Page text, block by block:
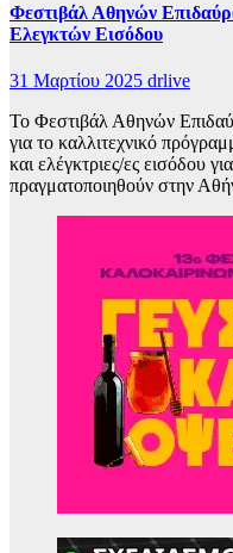
Φεστιβάλ Αθηνών
Ελεγκτών Εισόδου
31 Μαρτίου 2025 drlive
Το Φεστιβάλ Αθηνών
για το καλλιτεχνικό
και ελέγκτριες/ες εισόδου
πραγματοποιηθούν στην